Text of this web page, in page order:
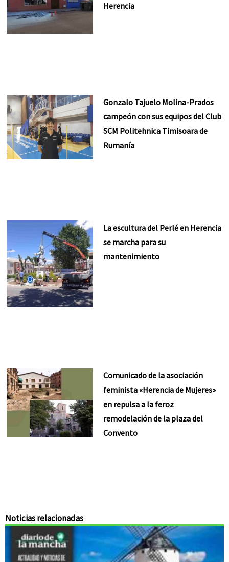
Herencia
Gonzalo Tajuelo Molina-Prados
campeón con sus equipos del Club
SCM Politehnica Timisoara de
Rumanía
La escultura del Perlé en Herencia
se marcha para su
mantenimiento
Comunicado de la asociación
feminista «Herencia de Mujeres»
en repulsa a la feroz
remodelación de la plaza del
Convento
Noticias relacionadas